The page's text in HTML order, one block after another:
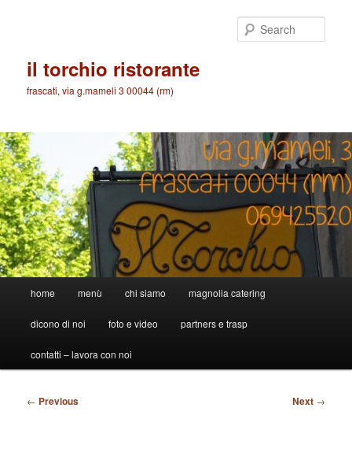
il torchio ristorante
frascati, via g.mameli 3 00044 (rm)
home menù chi siamo magnolia catering
dicono di noi foto e video partners e trasp
contatti – lavora con noi
Post
← Previous Next →